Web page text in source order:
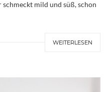
mild und süß, schon
WEITERLESEN